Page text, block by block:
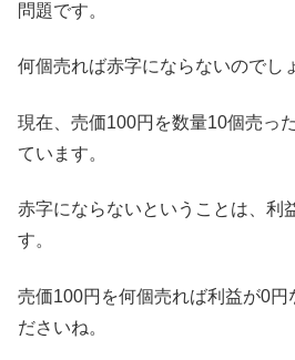
問題です。
何個売れば赤字にならないのでし
現在、売価100円を数量10個売っ
ています。
赤字にならないということは、利
す。
売価100円を何個売れば利益が0円
ださいね。